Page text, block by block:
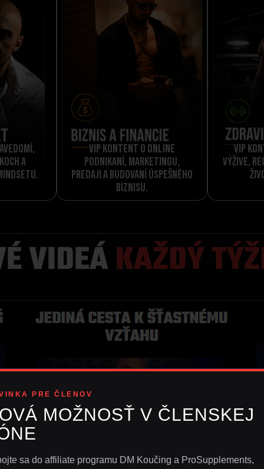
a
VIP kontent o online
podnikaní, marketingu,
predaji a budovaní úspešného
biznisu.
VIP
výžive,
VIDEÁKAŽDÝ
PRE ČLENOV
MOŽNOSŤ V ČLENSKEJ
sa do affiliate programu DM Koučing a ProSupplements,